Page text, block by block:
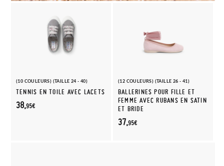
(10 COULEURS) (TAILLE 24 - 40)
TENNIS EN TOILE AVEC LACETS
38,95€
(12 COULEURS) (TAILLE 26 - 41)
BALLERINES POUR FILLE ET
FEMME AVEC RUBANS EN SATIN
ET BRIDE
37,95€